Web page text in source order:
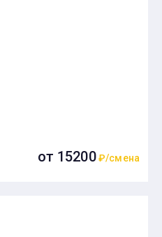
от 15200₽/смена